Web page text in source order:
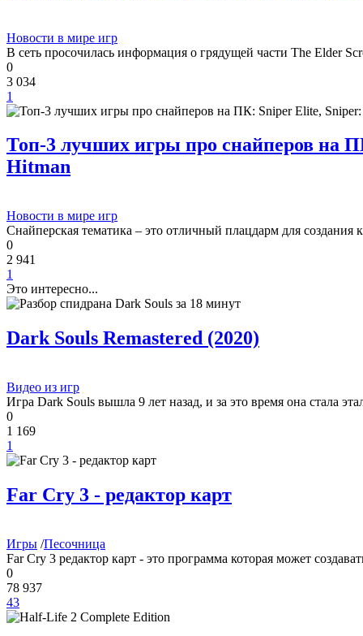
Новости в мире игр
В сеть просочилась информация о грядущей части The Elder
0
3 034
1
Топ-3 лучших игры про снайперов на
Hitman
Новости в мире игр
Снайперская тематика – это отличный плацдарм для создания
0
2 941
1
Это интересно...
Dark Souls Remastered (2020)
Видео из игр
Игра Dark Souls вышла 9 лет назад, и за это время она стала
0
1 169
1
Far Cry 3 - редактор карт
Игры /Песочница
Far Cry 3 редактор карт - это программа которая может
0
78 937
43